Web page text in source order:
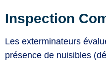
Inspection
Les exterminateurs
présence de nuisibles